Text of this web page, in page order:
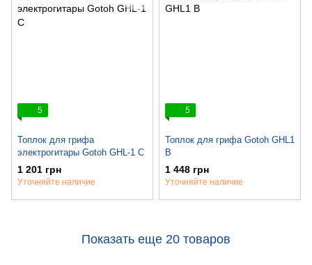
5
Топлок для грифа
электрогитары Gotoh GHL-1 C
1 201 грн
Уточняйте наличие
5
Топлок для грифа Gotoh GHL1
B
1 448 грн
Уточняйте наличие
Показать еще 20 товаров